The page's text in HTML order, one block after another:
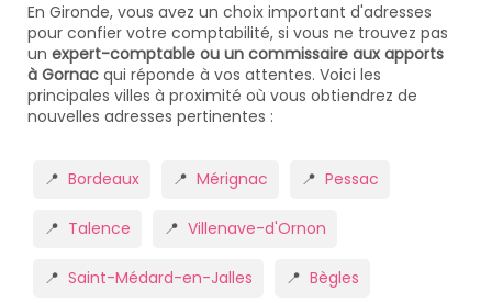
En Gironde, vous avez un choix important d'adresses
pour confier votre comptabilité, si vous ne trouvez pas
un expert-comptable ou un commissaire aux apports
à Gornac qui réponde à vos attentes. Voici les
principales villes à proximité où vous obtiendrez de
nouvelles adresses pertinentes :
Bordeaux Mérignac Pessac
Talence Villenave-d'Ornon
Saint-Médard-en-Jalles Bègles